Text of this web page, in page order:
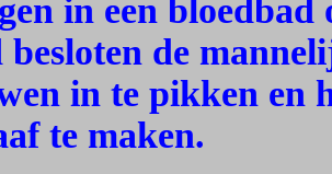
in een
besloten de
in te pikken en
te maken.